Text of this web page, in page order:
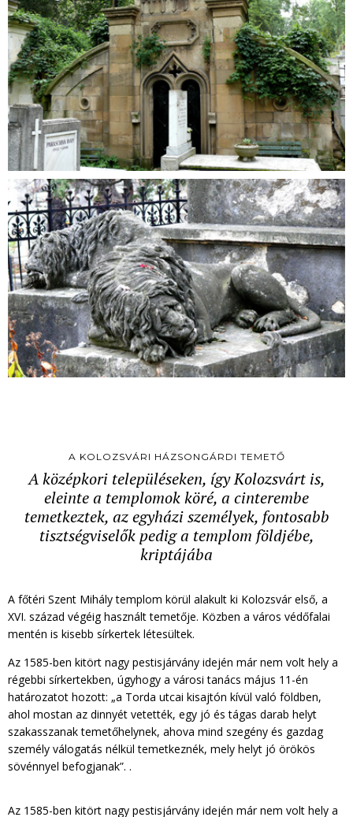
A KOLOZSVÁRI HÁZSONGÁRDI TEMETŐ
A középkori településeken, így Kolozsvárt is,
eleinte a templomok köré, a cinterembe
temetkeztek, az egyházi személyek, fontosabb
tisztségviselők pedig a templom földjébe,
kriptájába
A főtéri Szent Mihály templom körül alakult ki Kolozsvár első, a
XVI. század végéig használt temetője. Közben a város védőfalai
mentén is kisebb sírkertek létesültek.
Az 1585-ben kitört nagy pestisjárvány idején már nem volt hely a
régebbi sírkertekben, úgyhogy a városi tanács május 11-én
határozatot hozott: „a Torda utcai kisajtón kívül való földben,
ahol mostan az dinnyét vetették, egy jó és tágas darab helyt
szakasszanak temetőhelynek, ahova mind szegény és gazdag
személy válogatás nélkül temetkeznék, mely helyt jó örökös
sövénnyel befogjanak”. .
Az 1585-ben kitört nagy pestisjárvány idején már nem volt hely a